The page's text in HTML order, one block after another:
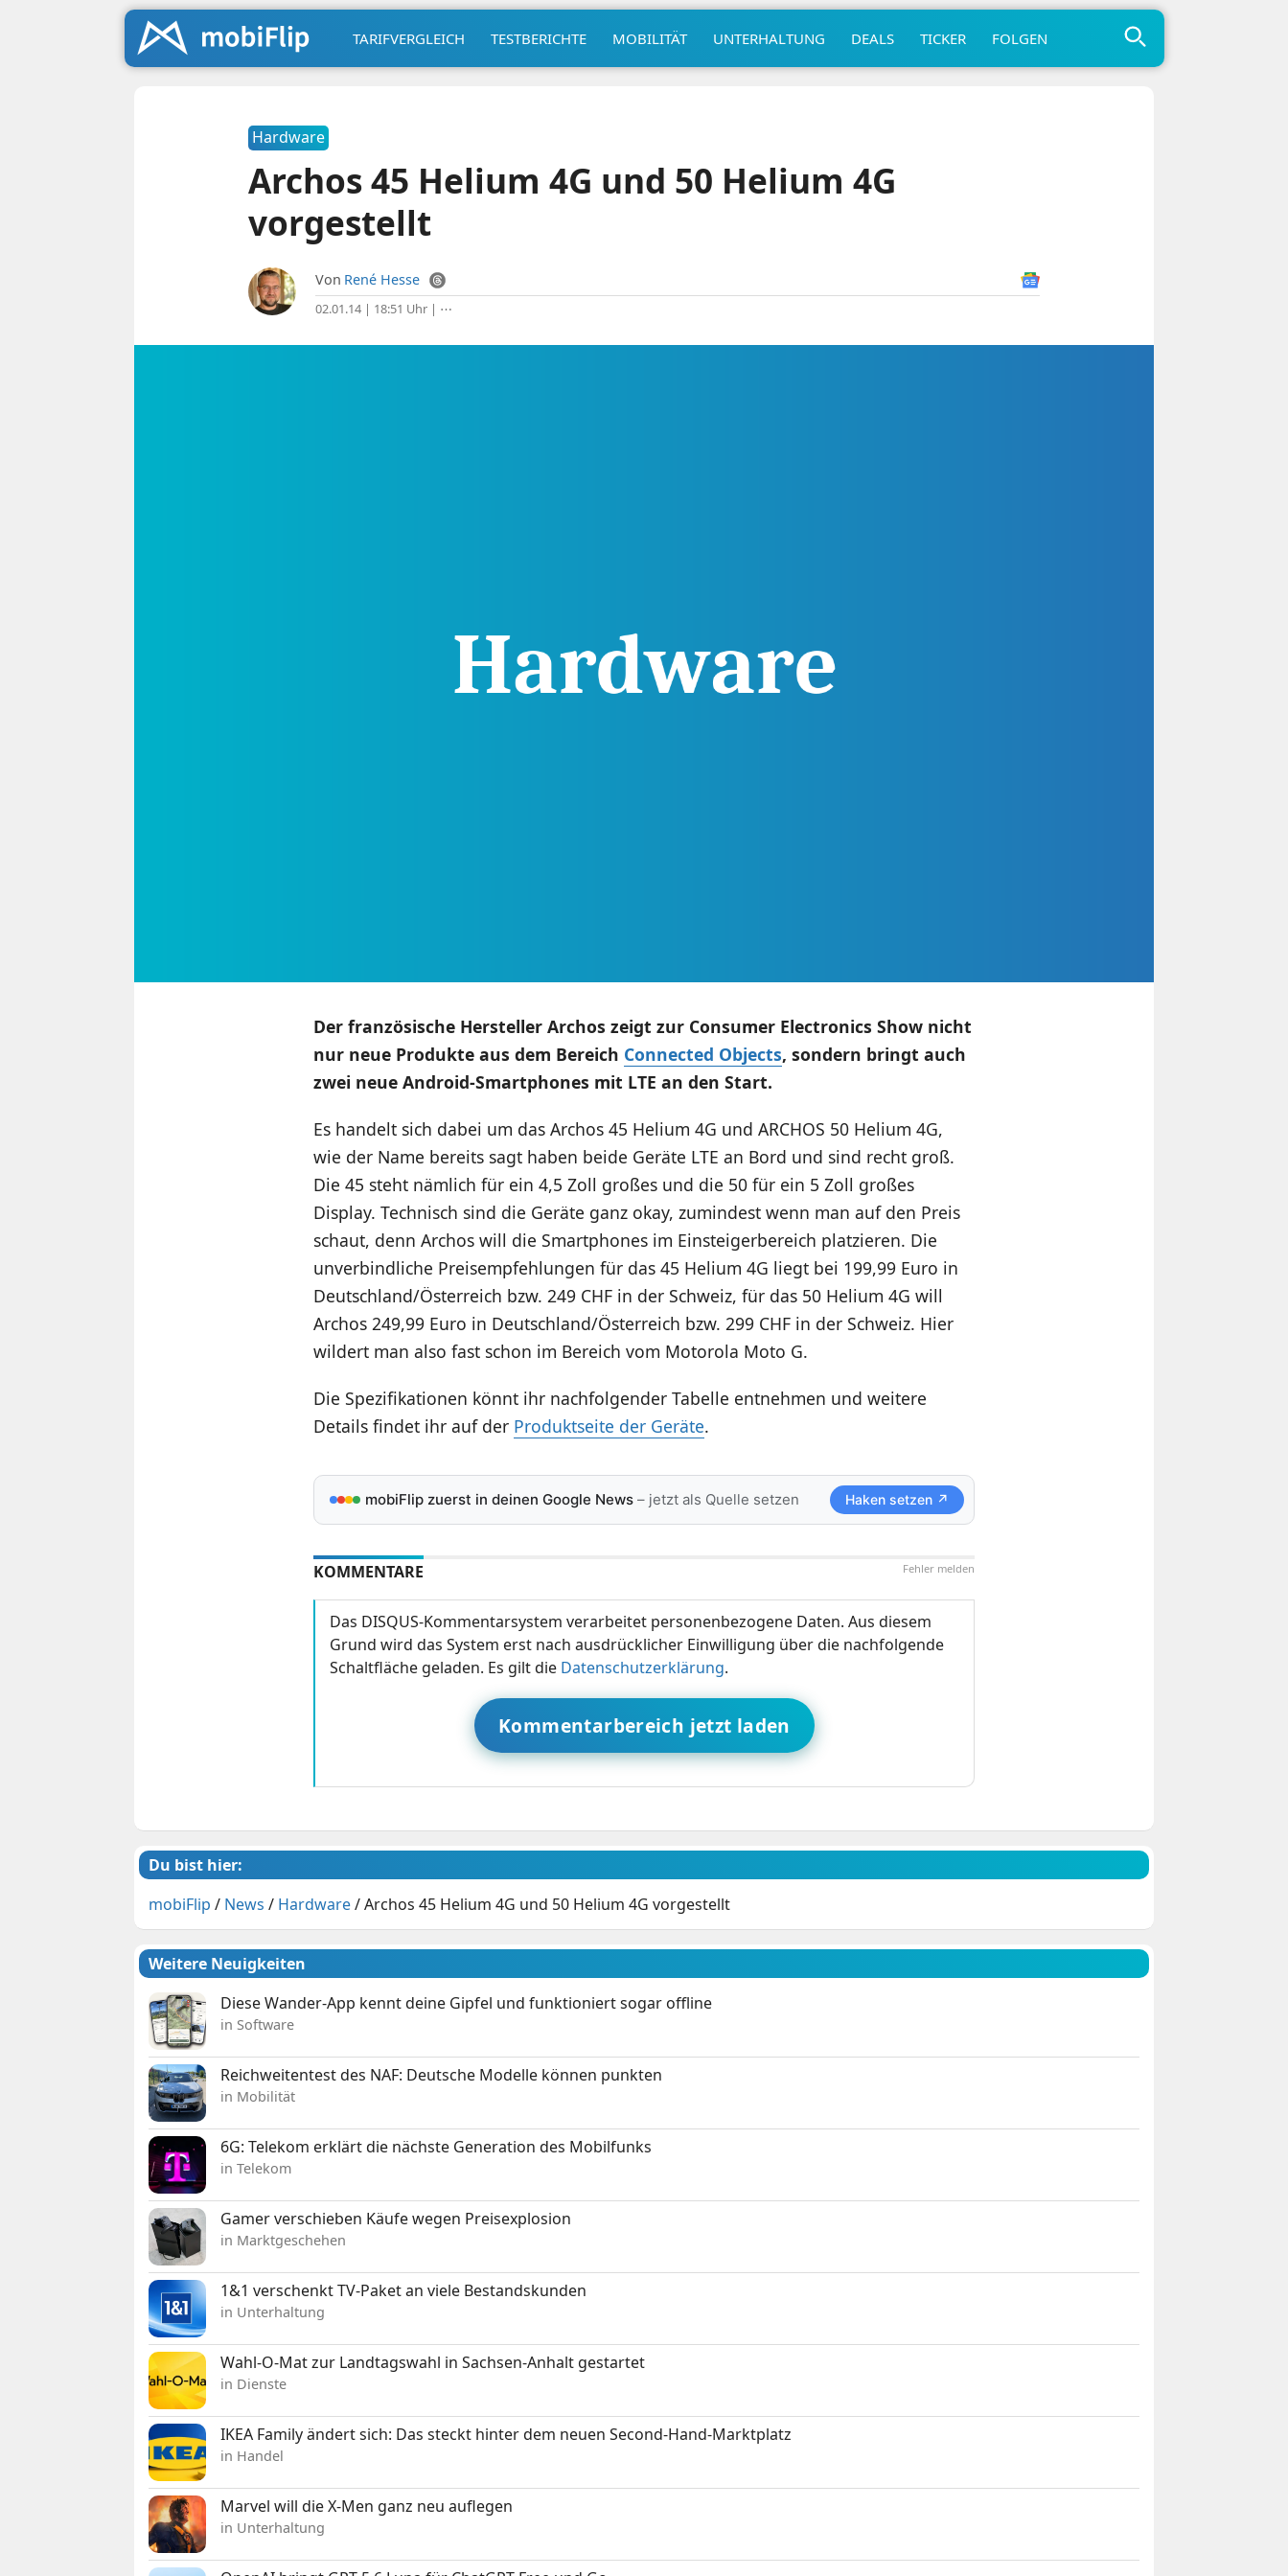
TARIFVERGLEICH TESTBERICHTE MOBILITÄT UNTERHALTUNG DEALS TICKER FOLGEN
Hardware
Archos 45 Helium 4G und 50 Helium 4G
vorgestellt
Von René Hesse
02.01.14 | 18:51 Uhr| ⋯
Der französische Hersteller Archos zeigt zur Consumer Electronics Show nicht
nur neue Produkte aus dem Bereich Connected Objects, sondern bringt auch
zwei neue Android-Smartphones mit LTE an den Start.
Es handelt sich dabei um das Archos 45 Helium 4G und ARCHOS 50 Helium 4G,
wie der Name bereits sagt haben beide Geräte LTE an Bord und sind recht groß.
Die 45 steht nämlich für ein 4,5 Zoll großes und die 50 für ein 5 Zoll großes
Display. Technisch sind die Geräte ganz okay, zumindest wenn man auf den Preis
schaut, denn Archos will die Smartphones im Einsteigerbereich platzieren. Die
unverbindliche Preisempfehlungen für das 45 Helium 4G liegt bei 199,99 Euro in
Deutschland/Österreich bzw. 249 CHF in der Schweiz, für das 50 Helium 4G will
Archos 249,99 Euro in Deutschland/Österreich bzw. 299 CHF in der Schweiz. Hier
wildert man also fast schon im Bereich vom Motorola Moto G.
Die Spezifikationen könnt ihr nachfolgender Tabelle entnehmen und weitere
Details findet ihr auf der Produktseite der Geräte.
mobiFlip zuerst in deinen Google News– jetzt als Quelle setzen Haken setzen ↗
Fehler melden
KOMMENTARE
Das DISQUS-Kommentarsystem verarbeitet personenbezogene Daten. Aus diesem
Grund wird das System erst nach ausdrücklicher Einwilligung über die nachfolgende
Schaltfläche geladen. Es gilt die Datenschutzerklärung.
Kommentarbereich jetzt laden
Du bist hier:
mobiFlip / News / Hardware/Archos 45 Helium 4G und 50 Helium 4G vorgestellt
Weitere Neuigkeiten
Diese Wander-App kennt deine Gipfel und funktioniert sogar offline
in Software
Reichweitentest des NAF: Deutsche Modelle können punkten
in Mobilität
6G: Telekom erklärt die nächste Generation des Mobilfunks
in Telekom
Gamer verschieben Käufe wegen Preisexplosion
in Marktgeschehen
1&1 verschenkt TV-Paket an viele Bestandskunden
in Unterhaltung
Wahl-O-Mat zur Landtagswahl in Sachsen-Anhalt gestartet
in Dienste
IKEA Family ändert sich: Das steckt hinter dem neuen Second-Hand-Marktplatz
in Handel
Marvel will die X-Men ganz neu auflegen
in Unterhaltung